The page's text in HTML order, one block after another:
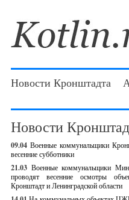
Новости Кронштадта
Новости
09.04 Военные коммунальщики
весенние субботники
21.03 Военные коммунальщики
проводят весенние осмотры
Кронштадт и Ленинградской области